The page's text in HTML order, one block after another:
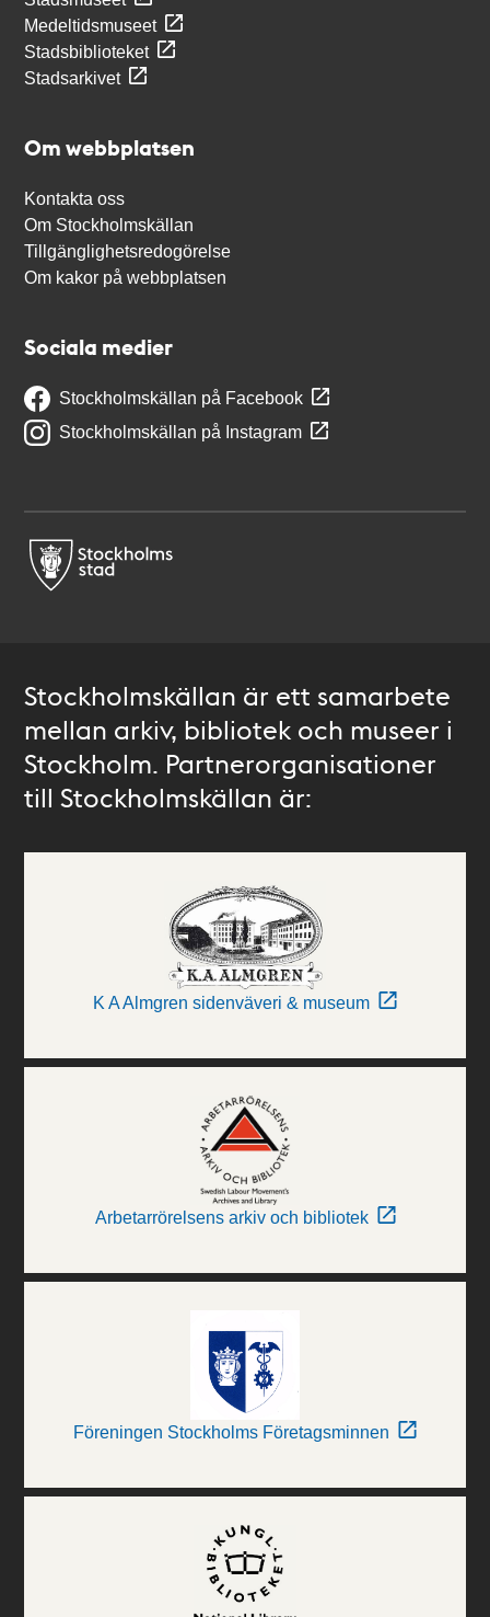
Medeltidsmuseet
Stadsbiblioteket
Stadsarkivet
Om webbplatsen
Kontakta oss
Om Stockholmskällan
Tillgänglighetsredogörelse
Om kakor på webbplatsen
Sociala medier
Stockholmskällan på Facebook
Stockholmskällan på Instagram
Stockholmskällan är ett samarbete
mellan arkiv, bibliotek och museer i
Stockholm. Partnerorganisationer
till Stockholmskällan är:
K A Almgren sidenväveri & museum
Arbetarrörelsens arkiv och bibliotek
Föreningen Stockholms Företagsminnen